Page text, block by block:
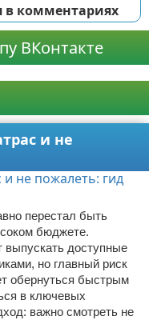
комментариях
ВКонтакте
и не
перестал быть
бюджете.
выпускать доступные
но главный риск
обернуться быстрым
в ключевых
важно смотреть не